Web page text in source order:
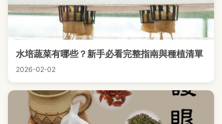
水培蔬菜有哪些？新手必看完整指南與種植清單
2026-02-02